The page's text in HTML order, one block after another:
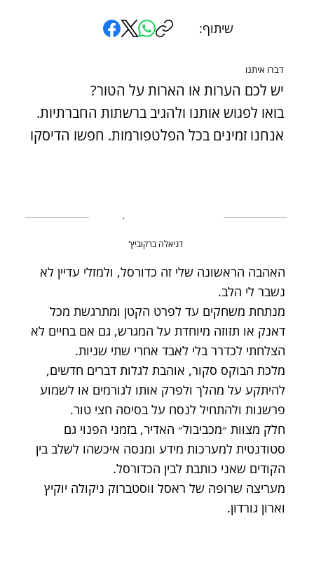
שיתוף:
דברו איתנו
יש לכם הערות או הארות על הטור?
בואו לפגוש אותנו ולהגיב ברשתות החברתיות.
אנחנו זמינים בכל הפלטפורמות. חפשו הדיסקו
דניאלה ברקוביץ'
האהבה הראשונה שלי זה כדורסל, ולמזלי עדיין לא
נשבר לי הלב.
מנתחת משחקים עד לפרט הקטן ומתרגשת מכל
דאנק או תזוזה מיוחדת על המגרש, גם אם בחיים לא
הצלחתי לכדרר בלי לאבד אחרי שתי שניות.
מלכת הבוקס סקור, אוהבת לגלות דברים חדשים,
להיתקע על מהלך ולפרק אותו לגורמים או לשמוע
פרשנות ולהתחיל לנסח על בסיסה חצי טור.
חלק מצוות ״מכביבול״ האדיר, בזמני הפנוי גם
סטודנטית למערכות מידע ומנסה איכשהו לשלב בין
הקודים שאני כותבת לבין הכדורסל.
מעריצה שרופה של ראסל ווסטברוק ניקולה יוקיץ
וארון גורדון.